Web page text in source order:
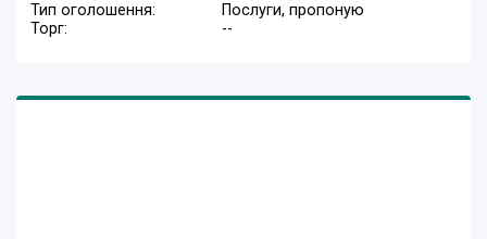
Тип оголошення:
Послуги, пропоную
Торг:
--